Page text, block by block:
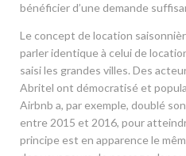
bénéficier d’une demande
Le concept de location
parler identique à celui de
saisi les grandes villes. Des
Abritel ont démocratisé et
Airbnb a, par exemple, doublé
entre 2015 et 2016, pour
principe est en apparence le